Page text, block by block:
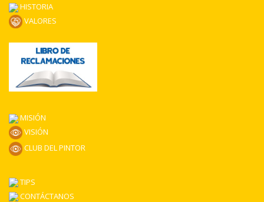
HISTORIA
VALORES
MISIÓN
VISIÓN
CLUB DEL PINTOR
TIPS
CONTÁCTANOS